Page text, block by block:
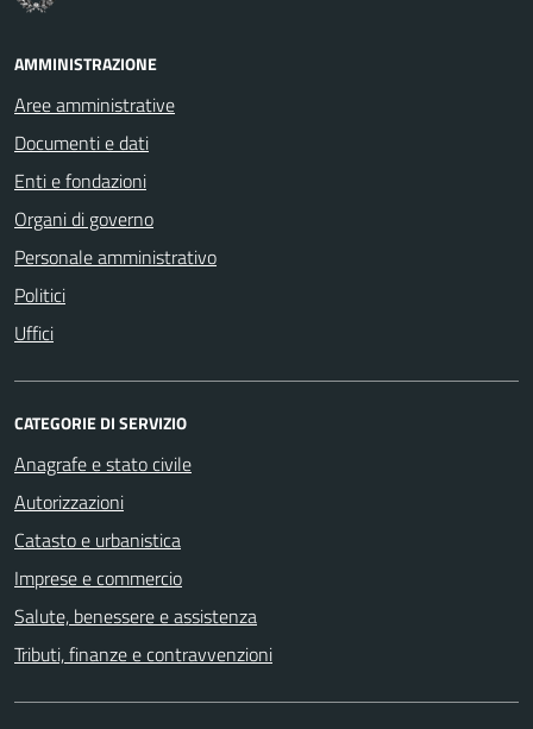
AMMINISTRAZIONE
Aree amministrative
Documenti e dati
Enti e fondazioni
Organi di governo
Personale amministrativo
Politici
Uffici
CATEGORIE DI SERVIZIO
Anagrafe e stato civile
Autorizzazioni
Catasto e urbanistica
Imprese e commercio
Salute, benessere e assistenza
Tributi, finanze e contravvenzioni